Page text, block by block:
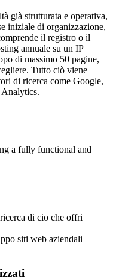
già strutturata e operativa,
iniziale di organizzazione,
il registro o il
annuale su un IP
di massimo 50 pagine,
Tutto ciò viene
di ricerca come Google,
a fully functional and
di cio che offri